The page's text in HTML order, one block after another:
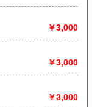
学、美術工芸、国
、外国書、サブ
￥3,000
￥3,000
￥3,000